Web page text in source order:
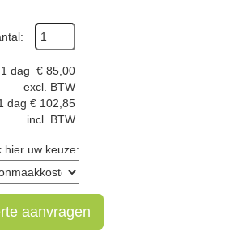
1 dag € 85,00
excl. BTW
dag € 102,85
incl. BTW
hier uw keuze:
aanvragen